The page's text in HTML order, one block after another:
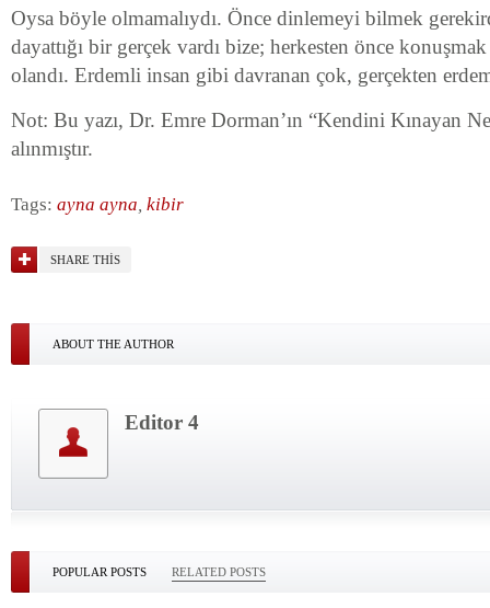
Oysa böyle olmamalıydı. Önce dinlemeyi bilmek
dayattığı bir gerçek vardı bize; herkesten önce
olandı. Erdemli insan gibi davranan çok, gerçekten
Not: Bu yazı, Dr. Emre Dorman’ın “Kendini Kınayan
alınmıştır.
Tags: ayna ayna, kibir
SHARE THIS
ABOUT THE AUTHOR
Editor 4
POPULAR POSTS RELATED POSTS